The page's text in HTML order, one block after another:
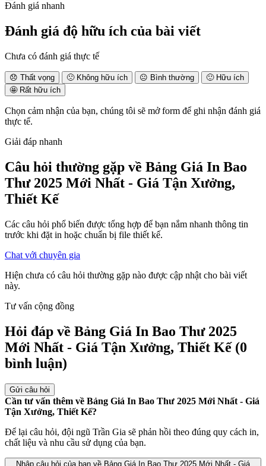
Đánh giá nhanh
Đánh giá độ hữu ích của bài viết
Chưa có đánh giá thực tế
😞 Thất vọng 🙁 Không hữu ích 😐 Bình thường 🙂 Hữu ích
🤩 Rất hữu ích
Chọn cảm nhận của bạn, chúng tôi sẽ mở form để ghi nhận đánh giá
thực tế.
Giải đáp nhanh
Câu hỏi thường gặp về Bảng Giá In Bao
Thư 2025 Mới Nhất - Giá Tận Xưởng,
Thiết Kế
Các câu hỏi phổ biến được tổng hợp để bạn nắm nhanh thông tin
trước khi đặt in hoặc chuẩn bị file thiết kế.
Chat với chuyên gia
Hiện chưa có câu hỏi thường gặp nào được cập nhật cho bài viết
này.
Tư vấn cộng đồng
Hỏi đáp về Bảng Giá In Bao Thư 2025
Mới Nhất - Giá Tận Xưởng, Thiết Kế (0
bình luận)
Gửi câu hỏi
Cần tư vấn thêm về Bảng Giá In Bao Thư 2025 Mới Nhất - Giá
Tận Xưởng, Thiết Kế?
Để lại câu hỏi, đội ngũ Trần Gia sẽ phản hồi theo đúng quy cách in,
chất liệu và nhu cầu sử dụng của bạn.
Nhập câu hỏi của bạn về Bảng Giá In Bao Thư 2025 Mới Nhất - Giá